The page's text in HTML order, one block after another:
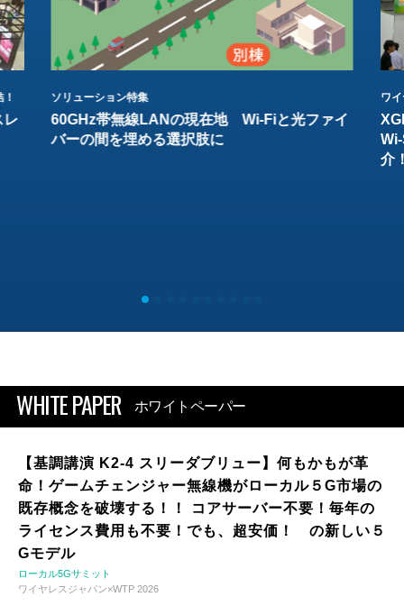
レ
ソリューション特集
60GHz帯無線LANの現在地 Wi-Fiと光ファイ
バーの間を埋める選択肢に
ワ
介
WHITE PAPER ホワイトペーパー
【基調講演 K2-4 スリーダブリュー】何もかもが革
命！ゲームチェンジャー無線機がローカル５G市場の
既存概念を破壊する！！ コアサーバー不要！毎年の
ライセンス費用も不要！でも、超安価！ の新しい５
Gモデル
ローカル5Gサミット
ワイヤレスジャパン×WTP 2026